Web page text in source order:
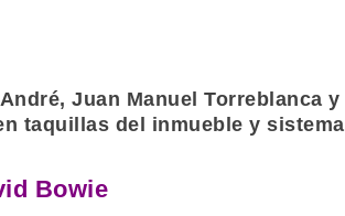
, Juan Manuel Torreblanca y
taquillas del inmueble y sistema
Bowie